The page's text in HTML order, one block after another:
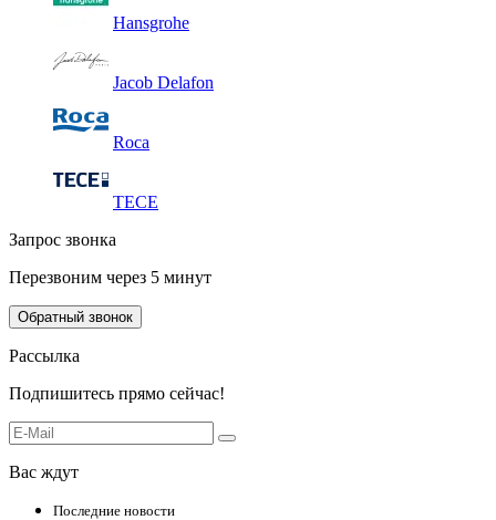
Hansgrohe
Jacob Delafon
Roca
TECE
Запрос звонка
Перезвоним через 5 минут
Обратный звонок
Рассылка
Подпишитесь прямо сейчас!
Вас ждут
Последние новости